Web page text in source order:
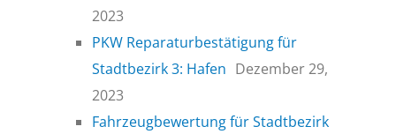
2023
PKW Reparaturbestätigung für
Stadtbezirk 3: Hafen Dezember 29,
2023
Fahrzeugbewertung für Stadtbezirk